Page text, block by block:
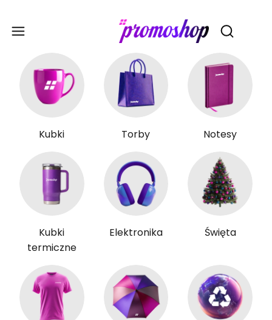
Otwórz
Kubki Torby Notesy
Kubki
termiczne
Elektronika Święta